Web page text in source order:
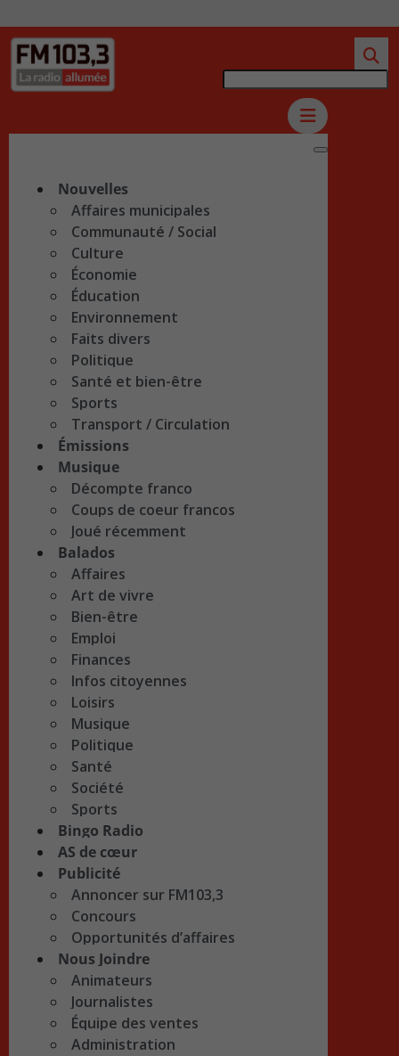
Nouvelles
Affaires municipales
Communauté / Social
Culture
Économie
Éducation
Environnement
Faits divers
Politique
Santé et bien-être
Sports
Transport / Circulation
Émissions
Musique
Décompte franco
Coups de coeur francos
Joué récemment
Balados
Affaires
Art de vivre
Bien-être
Emploi
Finances
Infos citoyennes
Loisirs
Musique
Politique
Santé
Société
Sports
Bingo Radio
AS de cœur
Publicité
Annoncer sur FM103,3
Concours
Opportunités d’affaires
Nous Joindre
Animateurs
Journalistes
Équipe des ventes
Administration